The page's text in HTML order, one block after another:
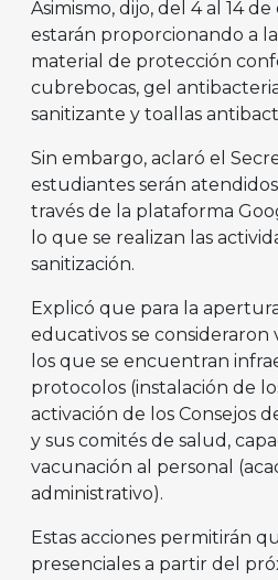
Asimismo, dijo, del 4 al 14
estarán proporcionando a
material de protección
cubrebocas, gel
sanitizante y toallas
Sin embargo, aclaró el
estudiantes serán
través de la plataforma
lo que se realizan las
sanitización.
Explicó que para la
educativos se consideraron
los que se encuentran
protocolos (instalación de
activación de los Consejos
y sus comités de salud,
vacunación al personal
administrativo).
Estas acciones permitirán
presenciales a partir del